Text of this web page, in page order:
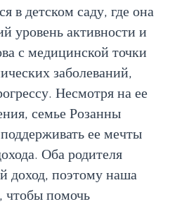
в детском саду, где она
уровень активности и
с медицинской точки
заболеваний,
Несмотря на ее
семье Розанны
ее мечты
Оба родителя
доход, поэтому наша
чтобы помочь